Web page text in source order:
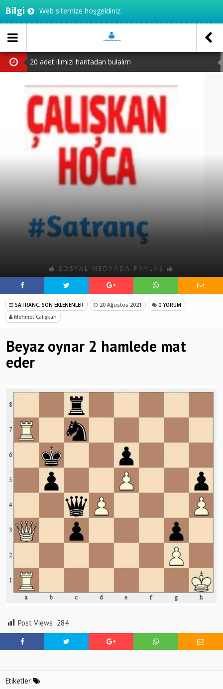
Bilgi Web sitemize hoşgeldiniz.
20 adet ilimizi haritadan bulalım
TED Ankara koleji 5.sınıf seçme sınavı PDF
TED Ankara Koleji 4.sınıf seçme sınavı PDF
2.sınıftan 3’e geçenler için test
SOSYAL MEDYADA PAYLAŞ
SATRANÇ, SON EKLENENLER 20 Ağustos 2021
0 YORUM
Mehmet Çalışkan
Beyaz oynar 2 hamlede mat
eder
Post Views: 284
Etiketler